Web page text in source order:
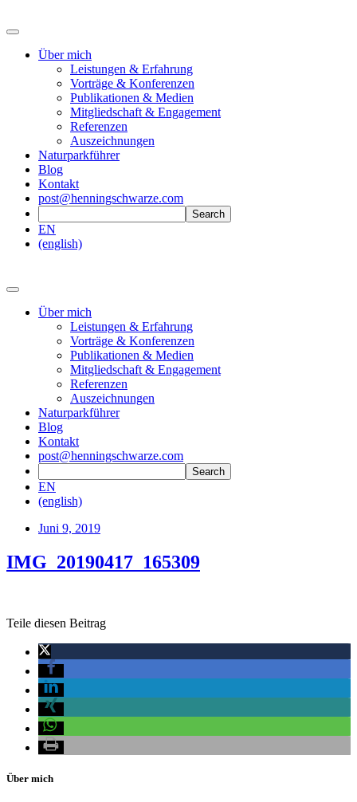
Über mich
Leistungen & Erfahrung
Vorträge & Konferenzen
Publikationen & Medien
Mitgliedschaft & Engagement
Referenzen
Auszeichnungen
Naturparkführer
Blog
Kontakt
post@henningschwarze.com
EN
(english)
Über mich
Leistungen & Erfahrung
Vorträge & Konferenzen
Publikationen & Medien
Mitgliedschaft & Engagement
Referenzen
Auszeichnungen
Naturparkführer
Blog
Kontakt
post@henningschwarze.com
EN
(english)
Juni 9, 2019
IMG_20190417_165309
Teile diesen Beitrag
Über mich